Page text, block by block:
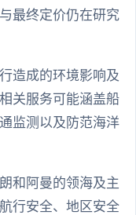
最终定价仍在研究
造成的环境影响及
关服务可能涵盖船
监测以及防范海洋
和阿曼的领海及主
行安全、地区安全